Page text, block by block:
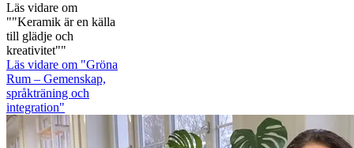
Läs vidare om
""Keramik är en källa
till glädje och
kreativitet""
Läs vidare om "Gröna
Rum – Gemenskap,
språkträning och
integration"